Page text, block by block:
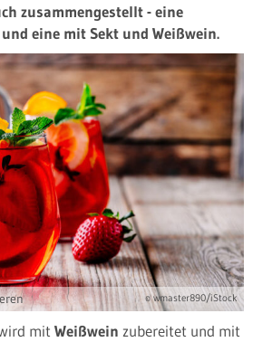
zusammengestellt - eine
eine mit Sekt und Weißwein.
© wmaster890/iStock
mit Weißwein zubereitet und mit